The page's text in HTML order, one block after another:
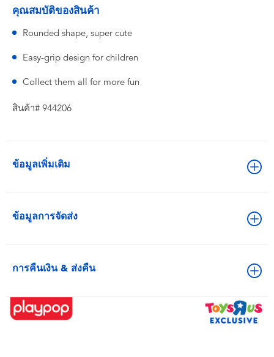
คุณสมบัติของสินค้า
Rounded shape, super cute
Easy-grip design for children
Collect them all for more fun
สินค้า# 944206
ข้อมูลเพิ่มเติม
ข้อมูลการจัดส่ง
การคืนเงิน & ส่งคืน